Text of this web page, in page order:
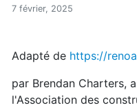
Accueil
Comment le
Comment
7 février, 2025
Adapté de https://
par Brendan Charters,
l'Association des